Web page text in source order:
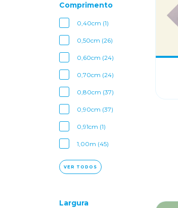
Comprimento
0,40cm (1)
0,50cm (26)
0,60cm (24)
0,70cm (24)
0,80cm (37)
0,90cm (37)
0,91cm (1)
1,00m (45)
VER TODOS
Largura